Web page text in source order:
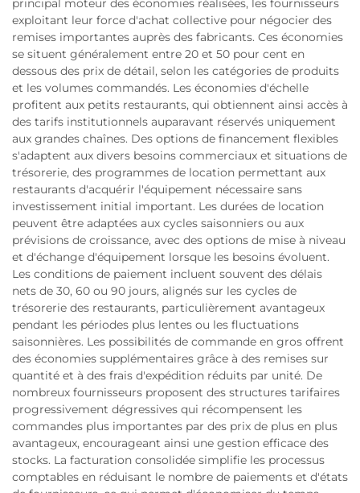
principal moteur des économies réalisées, les fournisseurs
exploitant leur force d'achat collective pour négocier des
remises importantes auprès des fabricants. Ces économies
se situent généralement entre 20 et 50 pour cent en
dessous des prix de détail, selon les catégories de produits
et les volumes commandés. Les économies d'échelle
profitent aux petits restaurants, qui obtiennent ainsi accès à
des tarifs institutionnels auparavant réservés uniquement
aux grandes chaînes. Des options de financement flexibles
s'adaptent aux divers besoins commerciaux et situations de
trésorerie, des programmes de location permettant aux
restaurants d'acquérir l'équipement nécessaire sans
investissement initial important. Les durées de location
peuvent être adaptées aux cycles saisonniers ou aux
prévisions de croissance, avec des options de mise à niveau
et d'échange d'équipement lorsque les besoins évoluent.
Les conditions de paiement incluent souvent des délais
nets de 30, 60 ou 90 jours, alignés sur les cycles de
trésorerie des restaurants, particulièrement avantageux
pendant les périodes plus lentes ou les fluctuations
saisonnières. Les possibilités de commande en gros offrent
des économies supplémentaires grâce à des remises sur
quantité et à des frais d'expédition réduits par unité. De
nombreux fournisseurs proposent des structures tarifaires
progressivement dégressives qui récompensent les
commandes plus importantes par des prix de plus en plus
avantageux, encourageant ainsi une gestion efficace des
stocks. La facturation consolidée simplifie les processus
comptables en réduisant le nombre de paiements et d'états